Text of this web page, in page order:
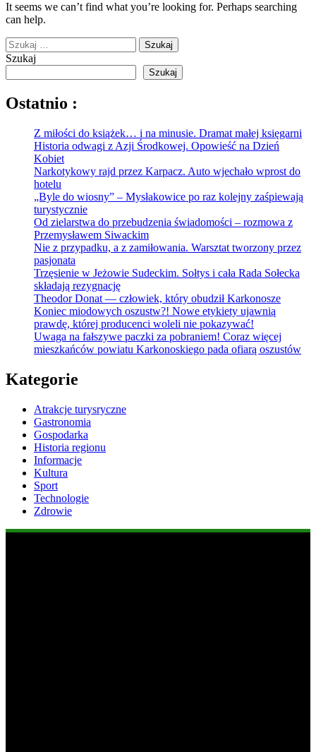
It seems we can’t find what you’re looking for. Perhaps searching
can help.
Szukaj:
Szukaj
Szukaj
Ostatnio :
Z miłości do książek… i na minusie. Dramat małej księgarni
Historia odwagi z Azji Środkowej. Opowieść na Dzień
Kobiet
Narkotykowy rajd przez Karpacz. Auto wjechało wprost do
hotelu
„Byle do wiosny” – Mysłakowice po raz kolejny zaśpiewają
turystycznie
Od zielarstwa do przebudzenia świadomości – rozmowa z
Przemysławem Siwackim
Nie z przypadku, a z zamiłowania. Warsztat tworzony przez
pasjonata
Trzęsienie w Jeżowie Sudeckim. Sołtys i cała Rada Sołecka
składają rezygnację
Theodor Donat — człowiek, który obudził Karkonosze
Koniec miodowych oszustw?! Nowe etykiety ujawnią
prawdę, której producenci woleli nie pokazywać!
Uwaga na fałszywe paczki za pobraniem! Coraz więcej
mieszkańców powiatu Karkonoskiego pada ofiarą oszustów
Kategorie
Atrakcje turysryczne
Gastronomia
Gospodarka
Historia regionu
Informacje
Kultura
Sport
Technologie
Zdrowie